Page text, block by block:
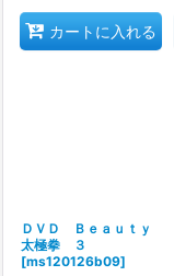
カートに入れる
ＤＶＤ Ｂｅａｕｔｙ
太極拳 ３
[ms120126b09]